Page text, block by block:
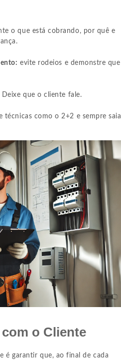
o que está cobrando, por quê e
evite rodeios e demonstre que
que o cliente fale.
técnicas como o 2+2 e sempre saia
o Cliente
é garantir que, ao final de cada